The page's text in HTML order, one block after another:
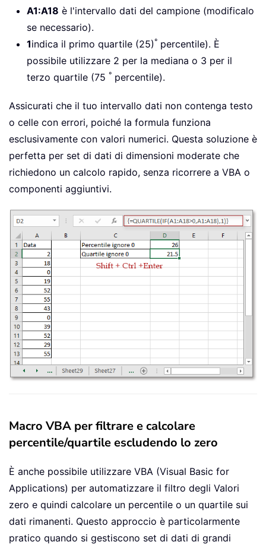
A1:A18 è l'intervallo dati del campione (modificalo
se necessario).
1indica il primo quartile (25)° percentile). È
possibile utilizzare 2 per la mediana o 3 per il
terzo quartile (75 ° percentile).
Assicurati che il tuo intervallo dati non contenga testo
o celle con errori, poiché la formula funziona
esclusivamente con valori numerici. Questa soluzione è
perfetta per set di dati di dimensioni moderate che
richiedono un calcolo rapido, senza ricorrere a VBA o
componenti aggiuntivi.
Macro VBA per filtrare e calcolare
percentile/quartile escludendo lo zero
È anche possibile utilizzare VBA (Visual Basic for
Applications) per automatizzare il filtro degli Valori
zero e quindi calcolare un percentile o un quartile sui
dati rimanenti. Questo approccio è particolarmente
pratico quando si gestiscono set di dati di grandi